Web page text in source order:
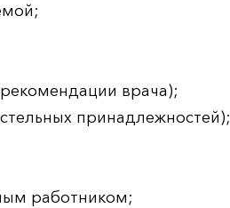
врача);
принадлежностей);
работником;